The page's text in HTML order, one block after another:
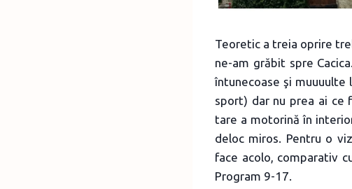
Teoretic a treia oprire
ne-am grăbit spre
întunecoase şi muuuulte
sport) dar nu prea ai ce
tare a motorină în
deloc miros. Pentru o
face acolo, comparativ
Program 9-17.